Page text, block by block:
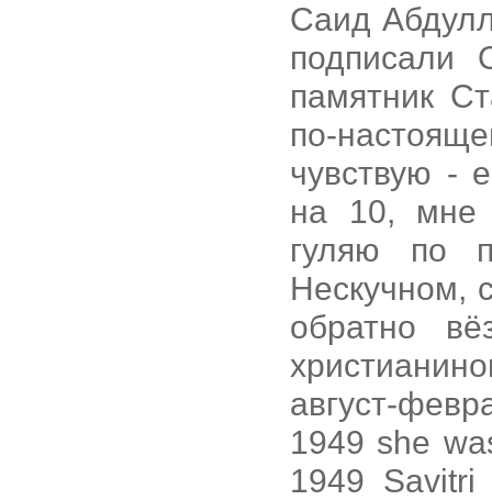
Саид
подписали
памятник
по-
чувствую -
на 10, мне
гуляю по
Нескучном,
обратно
август-
1949 she
1949